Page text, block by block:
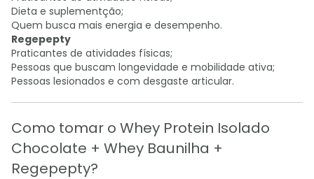
Dieta e suplementção;
Quem busca mais energia e desempenho.
Regepepty
Praticantes de atividades físicas;
Pessoas que buscam longevidade e mobilidade ativa;
Pessoas lesionados e com desgaste articular.
Como tomar o Whey Protein Isolado
Chocolate + Whey Baunilha +
Regepepty?